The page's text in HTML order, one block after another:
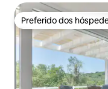
Preferido dos
Preferido dos